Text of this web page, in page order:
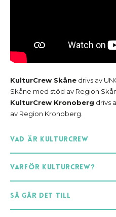
KulturCrew Skåne drivs av
Skåne med stöd av Region
KulturCrew Kronoberg drivs
av Region Kronoberg.
Vad är KulturCrew
Varför KulturCrew?
Så går det till